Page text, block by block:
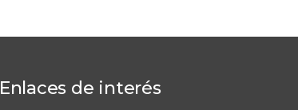
Enlaces de interés